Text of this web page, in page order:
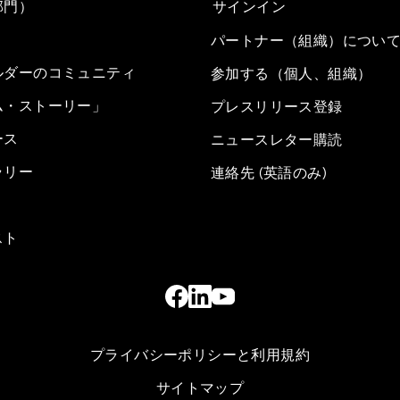
）
ーのコミュニティ
ストーリー」
リー
サインイン
パートナー（組織）につい
参加する（個人、組織）
プレスリリース登録
ニュースレター購読
連絡先 (英語のみ)
プライバシーポリシーと利用規約
サイトマップ